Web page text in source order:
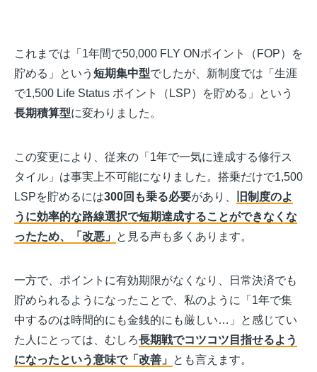
これまでは「1年間で50,000 FLY ONポイント（FOP）を
貯める」という 短期集中型でしたが、新制度では「生涯
で1,500 Life Status ポイント（LSP）を貯める」という
長期積算型に変わりました。
この変更により、従来の「1年で一気に達成する修行ス
タイル」は事実上不可能になりました。搭乗だけで1,500
LSPを貯めるには300回も乗る必要があり、
旧制度のよ
うに効率的な路線選択で短期達成することができなくな
ったため、「改悪」 と見る声も多くあります。
一方で、ポイントに有効期限がなくなり、日常決済でも
貯められるようになったことで、私のように「1年で集
中するのは時間的にも金銭的にも厳しい…」と感じてい
た人にとっては、むしろ長期戦でコツコツ目指せるよう
になったという意味で「改善」 とも言えます。